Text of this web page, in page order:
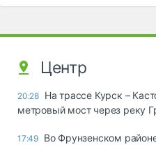
Центр
20:28 На трассе Курск –
метровый мост через реку
17:49 Во Фрунзенском